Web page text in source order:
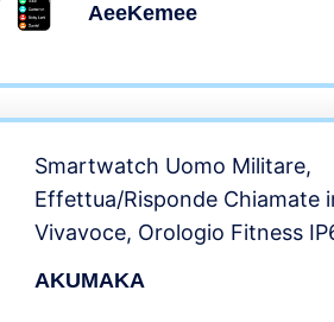
AeeKemee
Smartwatch Uomo Militare,
Effettua/Risponde Chiamate
Vivavoce, Orologio Fitness
SpO2/Cardiofrequenzimetro/
AKUMAKA